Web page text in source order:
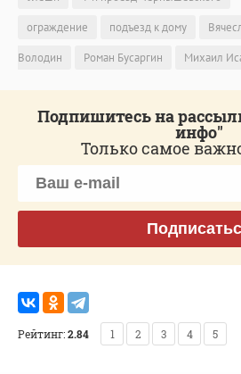
ограждение
подъезд к дому
Володин
Роман Бусаргин Михаил
Подпишитесь на
инфо"
Только самое
Рейтинг:2.84 1 2 3 4 5